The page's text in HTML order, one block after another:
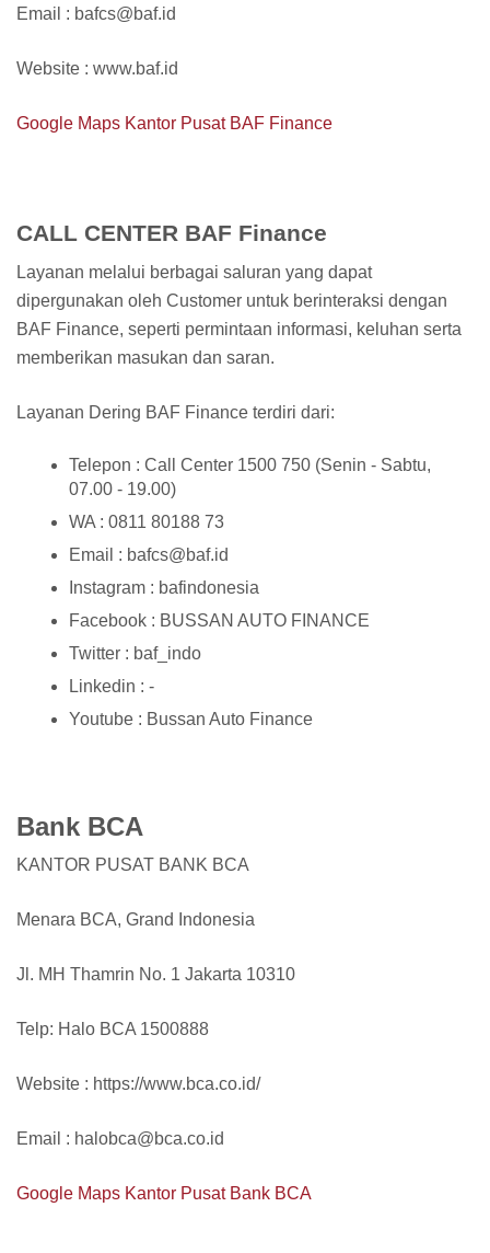
Email : bafcs@baf.id
Website : www.baf.id
Google Maps Kantor Pusat BAF Finance
CALL CENTER BAF Finance
Layanan melalui berbagai saluran yang dapat
dipergunakan oleh Customer untuk berinteraksi dengan
BAF Finance, seperti permintaan informasi, keluhan serta
memberikan masukan dan saran.
Layanan Dering BAF Finance terdiri dari:
Telepon : Call Center 1500 750 (Senin - Sabtu,
07.00 - 19.00)
WA : 0811 80188 73
Email : bafcs@baf.id
Instagram : bafindonesia
Facebook : BUSSAN AUTO FINANCE
Twitter : baf_indo
Linkedin : -
Youtube : Bussan Auto Finance
Bank BCA
KANTOR PUSAT BANK BCA
Menara BCA, Grand Indonesia
Jl. MH Thamrin No. 1 Jakarta 10310
Telp: Halo BCA 1500888
Website : https://www.bca.co.id/
Email : halobca@bca.co.id
Google Maps Kantor Pusat Bank BCA